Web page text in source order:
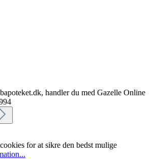
handler du med Gazelle Online
for at sikre den bedst mulige